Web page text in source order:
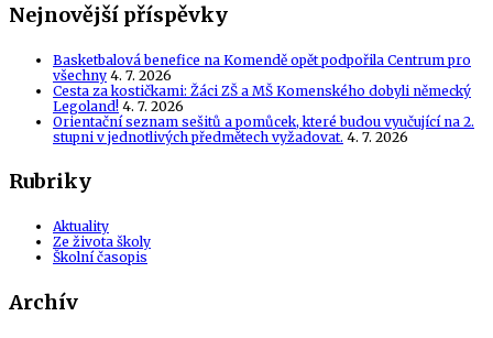
Nejnovější příspěvky
Basketbalová benefice na Komendě opět podpořila Centrum pro
všechny 4. 7. 2026
Cesta za kostičkami: Žáci ZŠ a MŠ Komenského dobyli německý
Legoland! 4. 7. 2026
Orientační seznam sešitů a pomůcek, které budou vyučující na 2.
stupni v jednotlivých předmětech vyžadovat. 4. 7. 2026
Rubriky
Aktuality
Ze života školy
Školní časopis
Archív